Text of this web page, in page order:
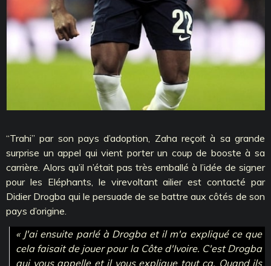
‘‘Trahi’’ par son pays d’adoption, Zaha reçoit à sa grande
surprise un appel qui vient porter un coup de booste à sa
carrière. Alors qu’il n’était pas très emballé à l’idée de signer
pour les Eléphants, le virevoltant ailier est contacté par
Didier Drogba qui le persuade de se battre aux côtés de son
pays d’origine.
« J'ai ensuite parlé à Drogba et il m'a expliqué ce que
cela faisait de jouer pour la Côte d'Ivoire. C'est Drogba
qui vous appelle et il vous explique tout ça. Quand ils